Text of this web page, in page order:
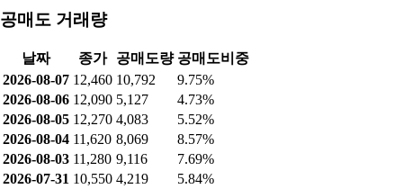
공매도 거래량
날짜 종가 공매도량 공매도비중
2026-08-07 12,460 10,792
9.75%
2026-08-06 12,090 5,127
4.73%
2026-08-05 12,270 4,083
5.52%
2026-08-04 11,620 8,069
8.57%
2026-08-03 11,280 9,116
7.69%
2026-07-31 10,550 4,219
5.84%